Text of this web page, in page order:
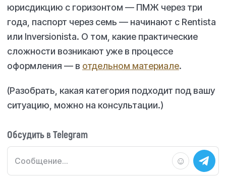
юрисдикцию с горизонтом — ПМЖ через три
года, паспорт через семь — начинают с Rentista
или Inversionista. О том, какие практические
сложности возникают уже в процессе
оформления — в отдельном материале.
(Разобрать, какая категория подходит под вашу
ситуацию, можно на консультации.)
Обсудить в Telegram
☺